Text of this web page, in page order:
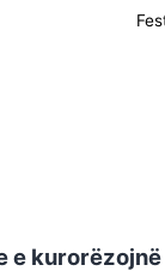
e